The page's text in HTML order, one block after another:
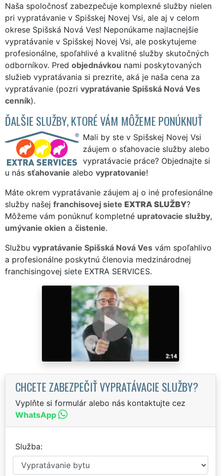
Naša spoločnosť zabezpečuje komplexné služby nielen
pri vypratávanie v Spišskej Novej Vsi, ale aj v celom
okrese Spišská Nová Ves! Neponúkame najlacnejšie
vypratávanie v Spišskej Novej Vsi, ale poskytujeme
profesionálne, spoľahlivé a kvalitné služby skutočných
odborníkov. Pred objednávkou nami poskytovaných
služieb vypratávania si prezrite, aká je naša cena za
vypratávanie (pozri vypratávanie Spišská Nová Ves
cenník).
ĎALŠIE SLUŽBY, KTORÉ VÁM MÔŽEME PONÚKNUŤ
Mali by ste v Spišskej Novej Vsi
záujem o sťahovacie služby alebo
vypratávacie práce? Objednajte si
u nás sťahovanie alebo vypratovanie!
Máte okrem vypratávanie záujem aj o iné profesionálne
služby našej franchisovej siete EXTRA SLUŽBY?
Môžeme vám ponúknuť kompletné upratovacie služby,
umývanie okien a čistenie.
Službu vypratávanie Spišská Nová Ves vám spoľahlivo
a profesionálne poskytnú členovia medzinárodnej
franchisingovej siete EXTRA SERVICES.
CHCETE ZABEZPEČIŤ VYPRATÁVACIE SLUŽBY?
Vyplňte si formulár alebo nás kontaktujte cez
WhatsApp
Služba